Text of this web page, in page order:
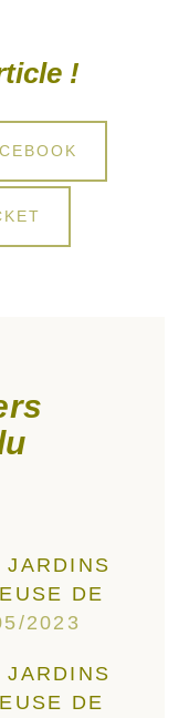
!
JARDINS
DE
2023
JARDINS
DE